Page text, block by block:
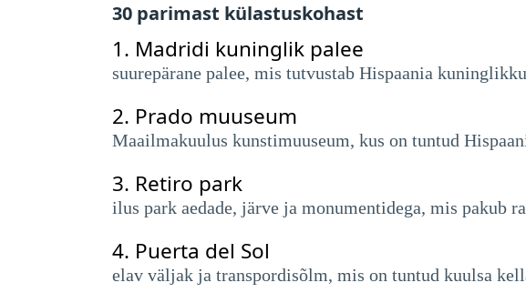
30 parimast külastuskohast
1. Madridi kuninglik palee
suurepärane palee, mis tutvustab Hispaania
2. Prado muuseum
Maailmakuulus kunstimuuseum, kus on tuntud
3. Retiro park
ilus park aedade, järve ja monumentidega, mis pakub
4. Puerta del Sol
elav väljak ja transpordisõlm, mis on tuntud kuulsa